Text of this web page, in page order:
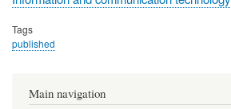
Tags
published
Main navigation